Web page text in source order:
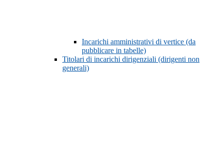
Incarichi amministrativi di vertice (da
pubblicare in tabelle)
Titolari di incarichi dirigenziali (dirigenti non
generali)